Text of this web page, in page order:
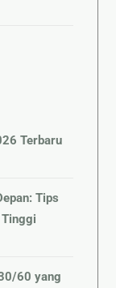
Terbaru
Tips
60 yang